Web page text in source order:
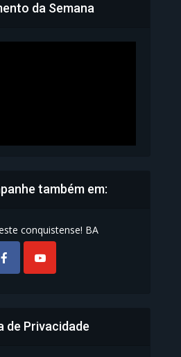
emissão da
da Semana
também em:
conquistense! BA
de Privacidade